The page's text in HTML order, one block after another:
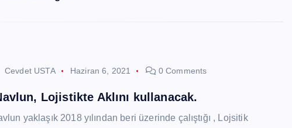
Cevdet USTA Haziran 6, 2021 0 Comments
Lojistikte Aklını kullanacak.
yaklaşık 2018 yılından beri üzerinde çalıştığı , Lojsitik